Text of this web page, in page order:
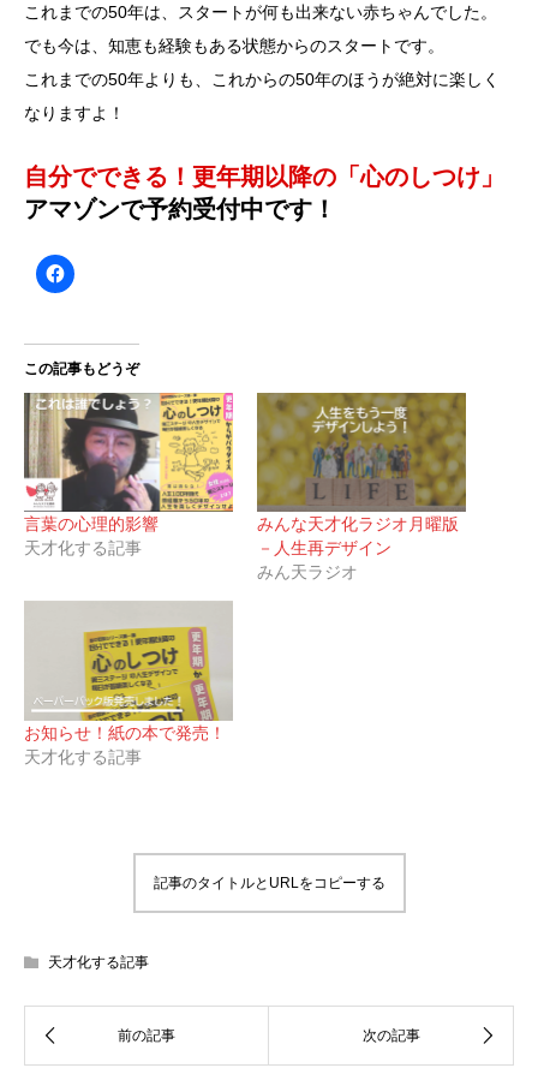
これまでの50年は、スタートが何も出来ない赤ちゃんでした。
でも今は、知恵も経験もある状態からのスタートです。
これまでの50年よりも、これからの50年のほうが絶対に楽しく
なりますよ！
自分でできる！更年期以降の「心のしつけ」
アマゾンで予約受付中です！
この記事もどうぞ
言葉の心理的影響
天才化する記事
みんな天才化ラジオ月曜版
－人生再デザイン
みん天ラジオ
お知らせ！紙の本で発売！
天才化する記事
記事のタイトルとURLをコピーする
天才化する記事